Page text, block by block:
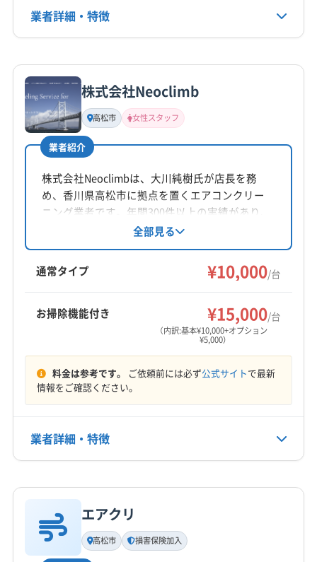
公式HP
業者詳細・特徴
基本情報
代表者名
非公開
所在地
香川県高松市西春日町1593-2
対応地域
丸亀市 高松市
善通寺市
東かがわ市 綾歌郡綾川町
綾歌郡宇多津町
香川郡直島町
仲多度郡琴平町
定休日
火・水・不明
非公開
公式サイトなし
株式会社Neoclimb
高松市 女性スタッフ
業者紹介
株式会社Neoclimbは、大川純樹氏が店長を務
め、香川県高松市に拠点を置くエアコンクリー
ニング業者です。年間300件以上の実績があり、
顧客の要望に合わせた丁寧な作業を心がけてい
ます。女性スタッフの指定や営業時間外の予約
も相談可能です。防カビ・抗菌コーティングに
も対応しています。
全部見る
通常タイプ ¥10,000/台
お掃除機能付き ¥15,000/台
（内訳:基本¥10,000+オプション
¥5,000）
料金は参考です。 ご依頼前には必ず公式サイトで最新
情報をご確認ください。
業者詳細・特徴
基本情報
代表者名
大川純樹
エアクリ
高松市 損害保険加入